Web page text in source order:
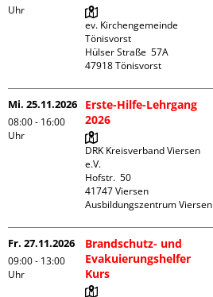
Uhr
ev. Kirchengemeinde
Tönisvorst
Hülser Straße  57A
Mi. 25.11.2026
08:00 - 16:00
Uhr
Erste-Hilfe-Lehrgang
2026
DRK Kreisverband Viersen
e.V.
Hofstr.  50
41747 Viersen
Ausbildungszentrum Viersen
Fr. 27.11.2026
09:00 - 13:00
Uhr
Brandschutz- und
Evakuierungshelfer
Kurs